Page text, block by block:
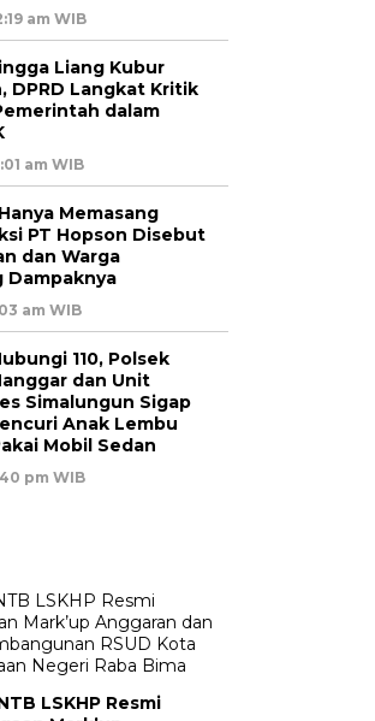
am WIB
Liang Kubur
DPRD Langkat Kritik
dalam
am WIB
Memasang
PT Hopson Disebut
dan Warga
Dampaknya
am WIB
110, Polsek
dan Unit
Simalungun Sigap
Anak Lembu
Mobil Sedan
pm WIB
LSKHP Resmi